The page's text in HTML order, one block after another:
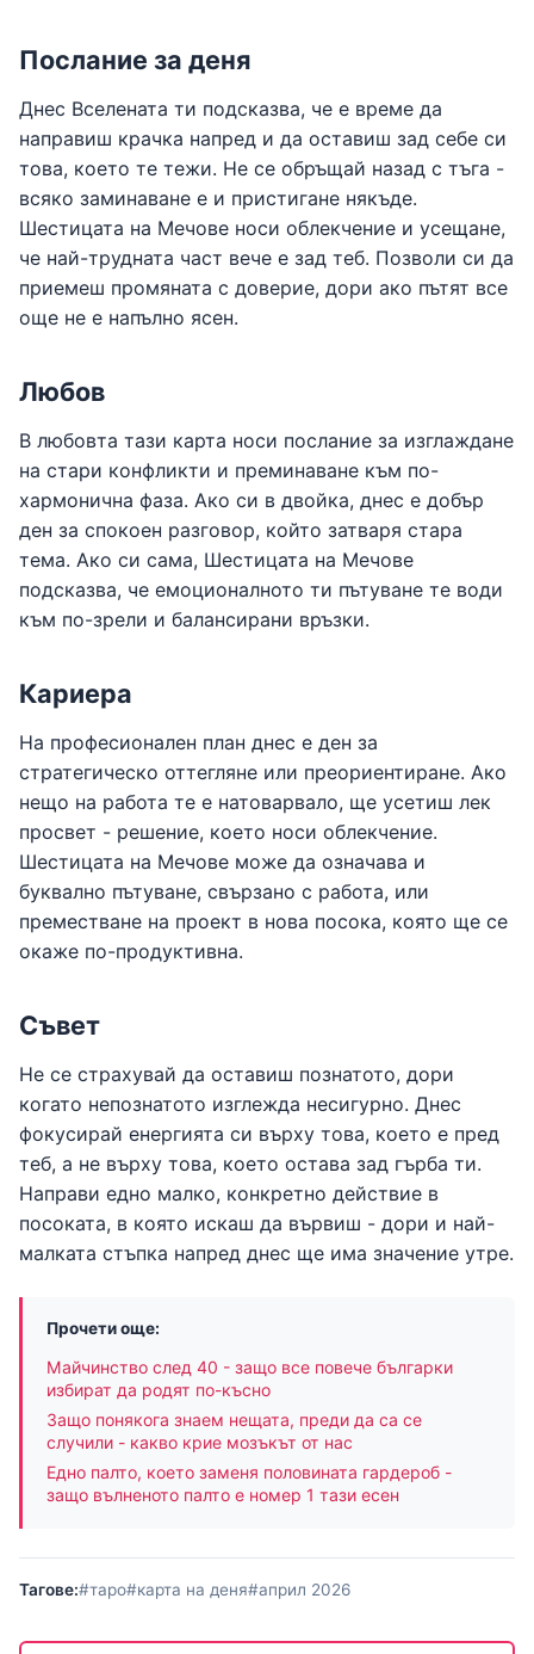
Послание за деня
Днес Вселената ти подсказва, че е време да
направиш крачка напред и да оставиш зад себе си
това, което те тежи. Не се обръщай назад с тъга -
всяко заминаване е и пристигане някъде.
Шестицата на Мечове носи облекчение и усещане,
че най-трудната част вече е зад теб. Позволи си да
приемеш промяната с доверие, дори ако пътят все
още не е напълно ясен.
Любов
В любовта тази карта носи послание за изглаждане
на стари конфликти и преминаване към по-
хармонична фаза. Ако си в двойка, днес е добър
ден за спокоен разговор, който затваря стара
тема. Ако си сама, Шестицата на Мечове
подсказва, че емоционалното ти пътуване те води
към по-зрели и балансирани връзки.
Кариера
На професионален план днес е ден за
стратегическо оттегляне или преориентиране. Ако
нещо на работа те е натоварвало, ще усетиш лек
просвет - решение, което носи облекчение.
Шестицата на Мечове може да означава и
буквално пътуване, свързано с работа, или
преместване на проект в нова посока, която ще се
окаже по-продуктивна.
Съвет
Не се страхувай да оставиш познатото, дори
когато непознатото изглежда несигурно. Днес
фокусирай енергията си върху това, което е пред
теб, а не върху това, което остава зад гърба ти.
Направи едно малко, конкретно действие в
посоката, в която искаш да вървиш - дори и най-
малката стъпка напред днес ще има значение утре.
Прочети още:
Майчинство след 40 - защо все повече българки
избират да родят по-късно
Защо понякога знаем нещата, преди да са се
случили - какво крие мозъкът от нас
Едно палто, което заменя половината гардероб -
защо вълненото палто е номер 1 тази есен
Тагове:#таро#карта на деня#април 2026